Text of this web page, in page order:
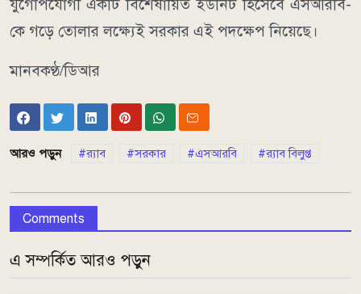
যুগোপযোগী একটি বিশেষায়িত ইউনিট হিসেবে এসআরবি-
কে গড়ে তোলার লক্ষ্যেই সরকার এই পদক্ষেপ নিয়েছে।
মানবকণ্ঠ/ডিআর
আরও পড়ুন র‌্যাব সরকার এসআরবি র‌্যাব বিলুপ্ত
Comments
এ সম্পর্কিত আরও পড়ুন